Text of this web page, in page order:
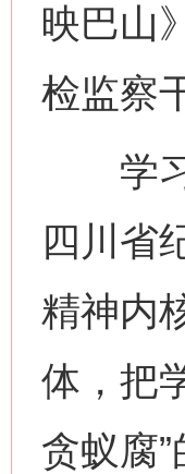
映巴山
检监察
学习
四川省
精神内
体，把
贪蚁腐”